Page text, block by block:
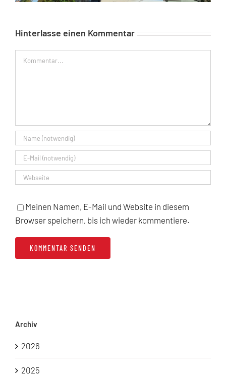
Hinterlasse einen Kommentar
Kommentar
Meinen Namen, E-Mail und Website in diesem
Browser speichern, bis ich wieder kommentiere.
Archiv
2026
2025